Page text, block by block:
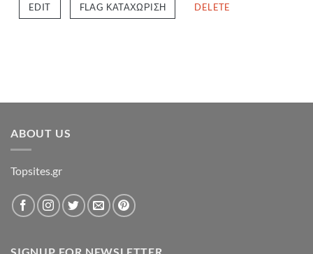
EDIT FLAG ΚΑΤΑΧΏΡΙΣΗ DELETE
ABOUT US
Topsites.gr